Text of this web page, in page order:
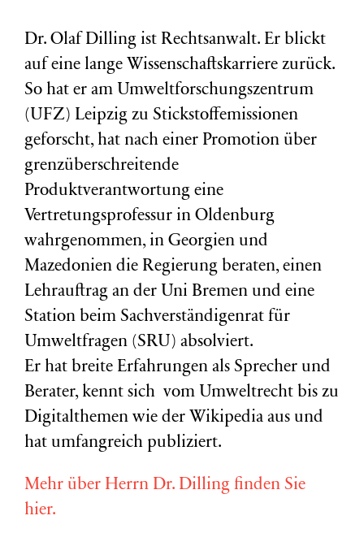
Dr. Olaf Dilling ist Rechtsanwalt. Er blickt
auf eine lange Wissenschaftskarriere zurück.
So hat er am Umweltforschungszentrum
(UFZ) Leipzig zu Stickstoffemissionen
geforscht, hat nach einer Promotion über
grenzüberschreitende
Produktverantwortung eine
Vertretungsprofessur in Oldenburg
wahrgenommen, in Georgien und
Mazedonien die Regierung beraten, einen
Lehrauftrag an der Uni Bremen und eine
Station beim Sachverständigenrat für
Umweltfragen (SRU) absolviert.
Er hat breite Erfahrungen als Sprecher und
Berater, kennt sich vom Umweltrecht bis zu
Digitalthemen wie der Wikipedia aus und
hat umfangreich publiziert.
Mehr über Herrn Dr. Dilling finden Sie
hier.